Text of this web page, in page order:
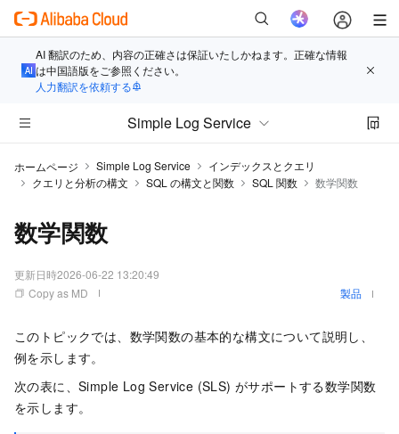
AI 翻訳のため、内容の正確さは保証いたしかねます。正確な情報
は中国語版をご参照ください。
人力翻訳を依頼する
Simple Log Service
ホームページ Simple Log Service
インデックスとクエリ
クエリと分析の構文
SQL の構文と関数 SQL 関数 数学関数
数学関数
更新日時2026-06-22 13:20:49
Copy as MD
製品
このトピックでは、数学関数の基本的な構文について説明し、
例を示します。
次の表に、Simple Log Service (SLS) がサポートする数学関数
を示します。